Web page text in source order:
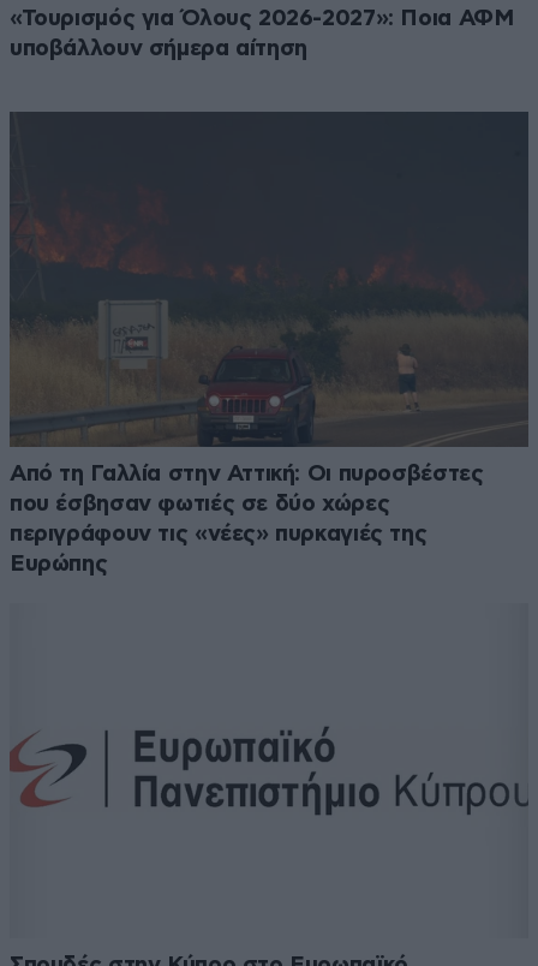
«Τουρισμός για Όλους 2026-2027»: Ποια ΑΦΜ
υποβάλλουν σήμερα αίτηση
Από τη Γαλλία στην Αττική: Οι πυροσβέστες
που έσβησαν φωτιές σε δύο χώρες
περιγράφουν τις «νέες» πυρκαγιές της
Ευρώπης